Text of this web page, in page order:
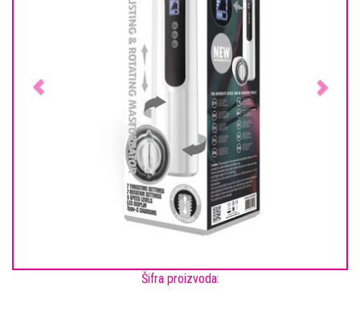
Šifra proizvoda: